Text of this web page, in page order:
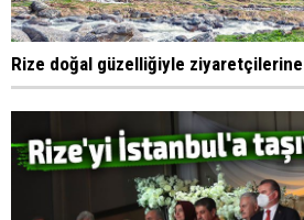
Rize doğal güzelliğiyle